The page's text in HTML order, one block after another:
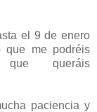
el 9 de enero
me podréis
queráis
paciencia y